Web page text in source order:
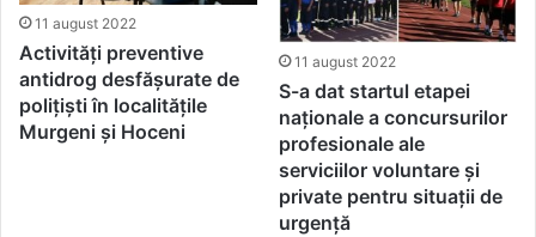
11 august 2022
Activități preventive
antidrog desfășurate de
polițiști în localitățile
Murgeni și Hoceni
11 august 2022
S-a dat startul etapei
naționale a concursurilor
profesionale ale
serviciilor voluntare şi
private pentru situaţii de
urgenţă